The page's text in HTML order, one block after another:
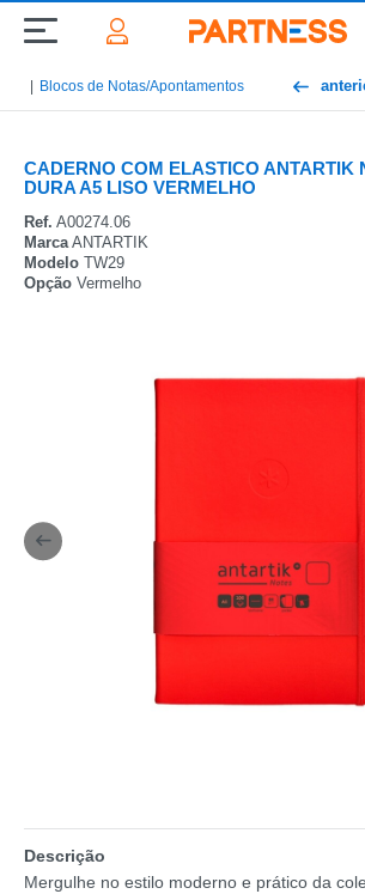
Blocos de Notas/Apontamentos
CADERNO COM ELASTICO ANTARTIK
DURA A5 LISO VERMELHO
Ref. A00274.06
MarcaANTARTIK
Modelo TW29
Opção Vermelho
Descrição
Mergulhe no estilo moderno e prático da